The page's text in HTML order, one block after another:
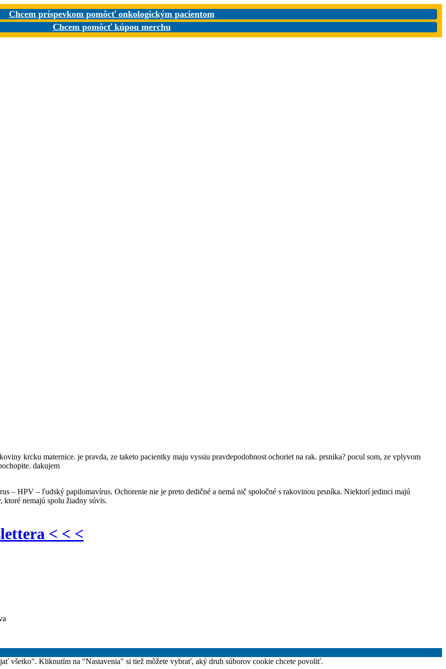
Chcem príspevkom pomôcť onkologickým pacientom
Chcem pomôcť kúpou merchu
krcku maternice. je pravda, ze taketo pacientky maju vyssiu pravdepodobnost ochoriet na rak. prsnika? pocul som, ze vplyvom
dakujem
– HPV – ľudský papilomavírus. Ochorenie nie je preto dedičné a nemá nič spoločné s rakovinou prsníka. Niektorí jedinci majú
nemajú spolu žiadny súvis.
< < <
všetko". Kliknutím na "Nastavenia" si tiež môžete vybrať, aký druh súborov cookie chcete povoliť.